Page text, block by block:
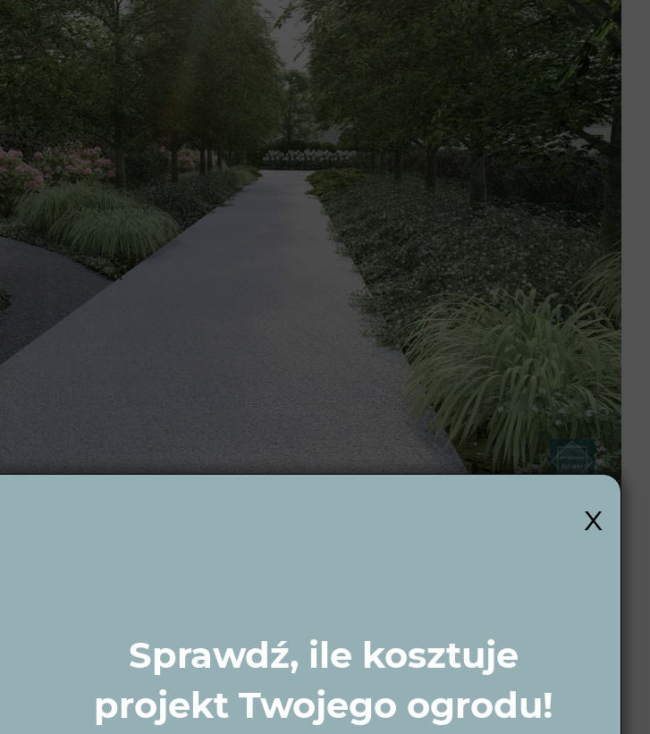
łączą estetykę z funkcjonalnością. Każdy projekt dostosowujemy do potrzeb
Dbamy o realizację zgodnie z harmonogramem i budżetem, a nowoczesne
pielęgnacja ogrodu jest łatwa i przyjemna.
x
Sprawdź, ile kosztuje
projekt Twojego ogrodu!